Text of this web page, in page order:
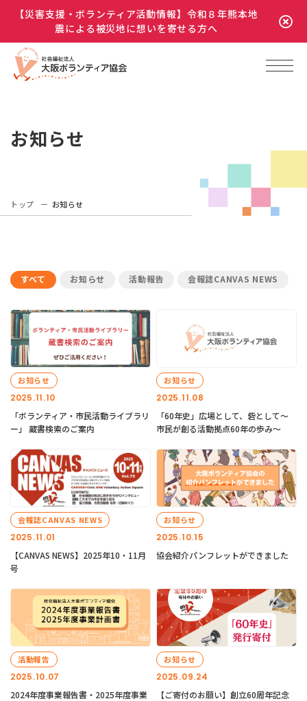
【災害支援・ボランティア活動情報】令和８年熊本地
震による被災地に想いを寄せる方へ
お知らせ
トップ お知らせ
すべて お知らせ 活動報告 会報誌CANVAS NEWS
2025.11.10
お知らせ
「ボランティア・市民活動ライブラリ
ー」 蔵書検索のご案内
2025.11.08
お知らせ
「60年史」広場として、砦として～
市民が創る活動拠点60年の歩み～
2025.11.01
会報誌CANVAS NEWS
【CANVAS NEWS】2025年10・11月
号
2025.10.15
お知らせ
協会紹介パンフレットができました
2025.10.07
活動報告
2024年度事業報告書・2025年度事業
2025.09.24
お知らせ
【ご寄付のお願い】創立60周年記念